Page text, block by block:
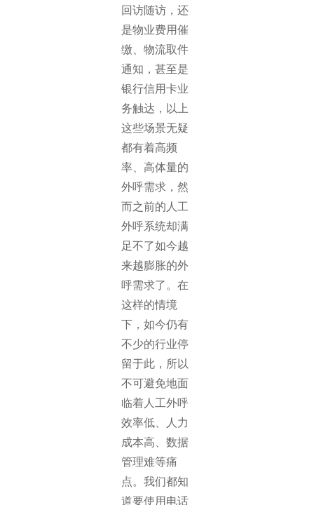
回访随访，还
是物业费用催
缴、物流取件
通知，甚至是
银行信用卡业
务触达，以上
这些场景无疑
都有着高频
率、高体量的
外呼需求，然
而之前的人工
外呼系统却满
足不了如今越
来越膨胀的外
呼需求了。在
这样的情境
下，如今仍有
不少的行业停
留于此，所以
不可避免地面
临着人工外呼
效率低、人力
成本高、数据
管理难等痛
点。我们都知
道要使用电话